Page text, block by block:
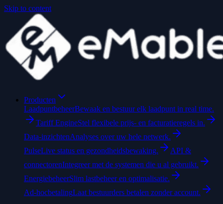
Skip to content
Producten
LaadpuntbeheerBewaak en bestuur elk laadpunt in real time.
Tariff EngineStel flexibele prijs- en facturatieregels in.
Data-inzichtenAnalyses over uw hele netwerk.
PulseLive status en gezondheidsbewaking.
API &
connectorenIntegreer met de systemen die u al gebruikt.
EnergiebeheerSlim lastbeheer en optimalisatie.
Ad-hocbetalingLaat bestuurders betalen zonder account.